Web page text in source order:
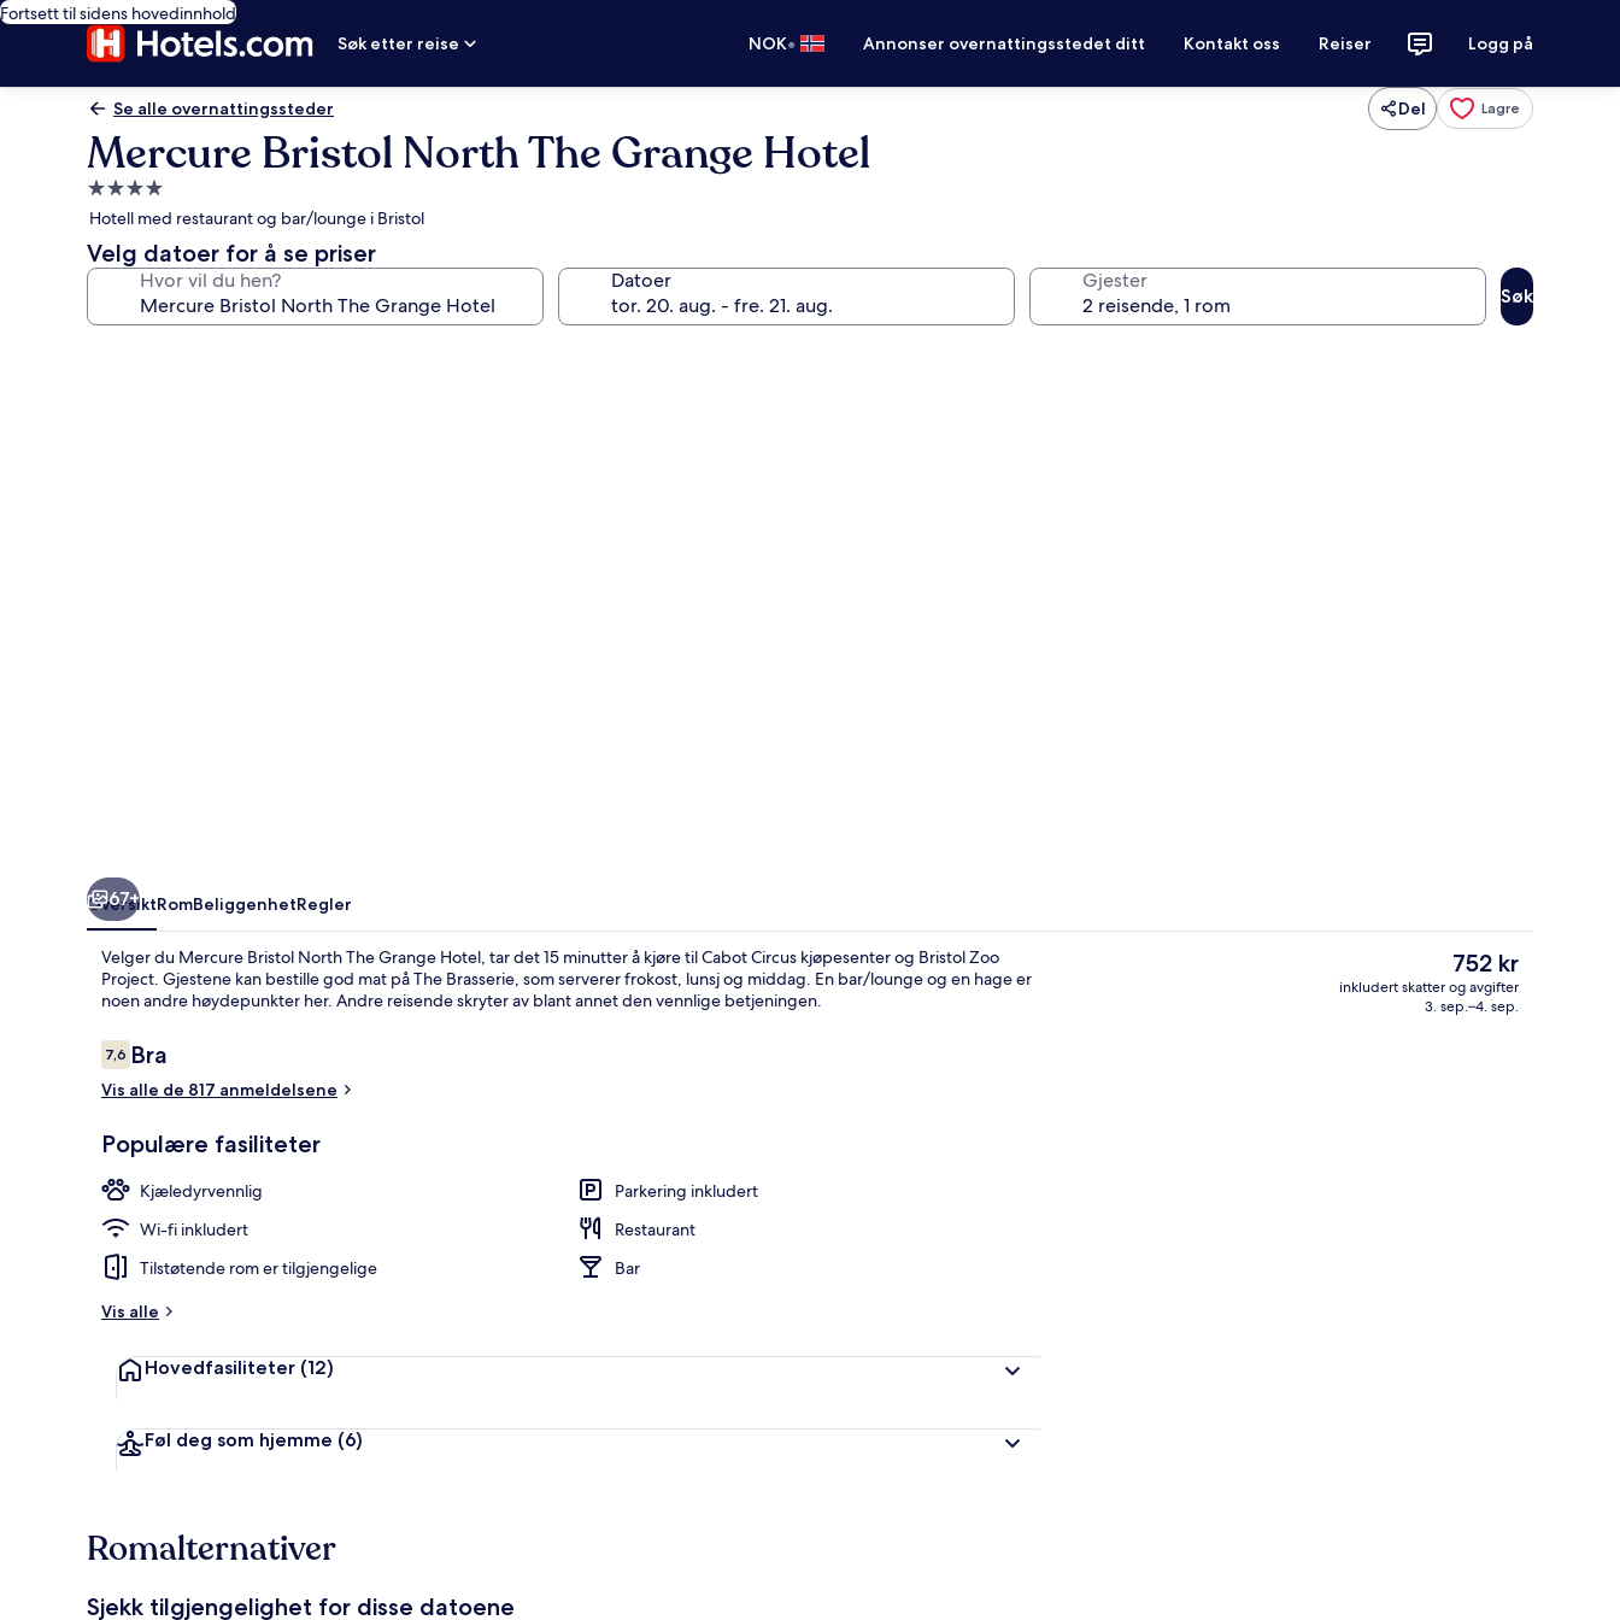
Fortsett til sidens hovedinnhold
Søk etter reise
NOK• Annonser overnattingsstedet ditt Kontakt oss Reiser Logg på
Se alle overnattingssteder Del Lagre
Mercure Bristol North The Grange Hotel
Overnattingssted
med
4.0
stjerner
Hotell med restaurant og bar/lounge i Bristol
Velg datoer for å se priser
Hvor vil du hen? Datoer Gjester
Søk
Sitteområde i lobbyen
67+
OversiktRomBeliggenhetRegler
Velger du Mercure Bristol North The Grange Hotel, tar det 15 minutter å kjøre til Cabot Circus kjøpesenter og Bristol Zoo
Project. Gjestene kan bestille god mat på The Brasserie, som serverer frokost, lunsj og middag. En bar/lounge og en hage er
noen andre høydepunkter her. Andre reisende skryter av blant annet den vennlige betjeningen.
Anmeldelser
7,67,6 av 10 –
Bra
Vis alle de 817 anmeldelsene
Populære fasiliteter
Kjæledyrvennlig
Parkering inkludert
Wi-fi inkludert
Restaurant
Tilstøtende rom er tilgjengelige
Bar
Vis alle
Hovedfasiliteter (12)
Føl deg som hjemme (6)
Den
nåværende
prisen
752 kr
inkludert skatter og avgifter
3. sep.–4. sep.
Romalternativer
Sjekk tilgjengelighet for disse datoene